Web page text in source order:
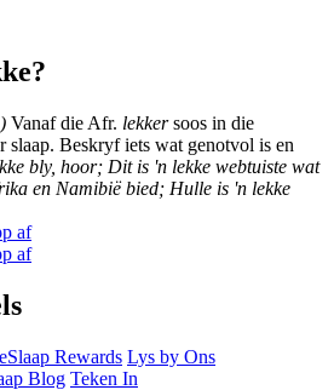
Vanaf die Afr. lekkersoos in die
Beskryf iets wat genotvol is en
bly, hoor; Dit is 'n lekke webtuiste wat
en Namibië bied; Hulle is 'n lekke
Rewards Lys by Ons
Blog Teken In